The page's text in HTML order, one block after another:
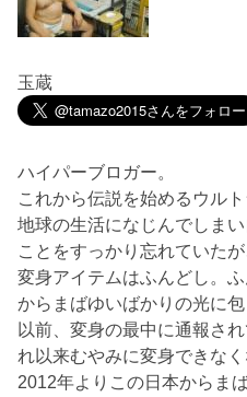
玉蔵
ハイパーブロガー。
これから伝説を始めるウルト
地球の生活になじんでしま
ことをすっかり忘れていたが
変身アイテムはふんどし。
からまばゆいばかりの光に包
以前、変身の最中に通報さ
れ以来むやみに変身できな
2012年よりこの日本からま